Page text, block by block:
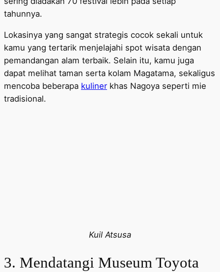
tahunnya.
Lokasinya yang sangat strategis cocok sekali untuk
kamu yang tertarik menjelajahi spot wisata dengan
pemandangan alam terbaik. Selain itu, kamu juga
dapat melihat taman serta kolam Magatama, sekaligus
mencoba beberapa kuliner khas Nagoya seperti mie
tradisional.
Kuil Atsusa
3. Mendatangi Museum Toyota